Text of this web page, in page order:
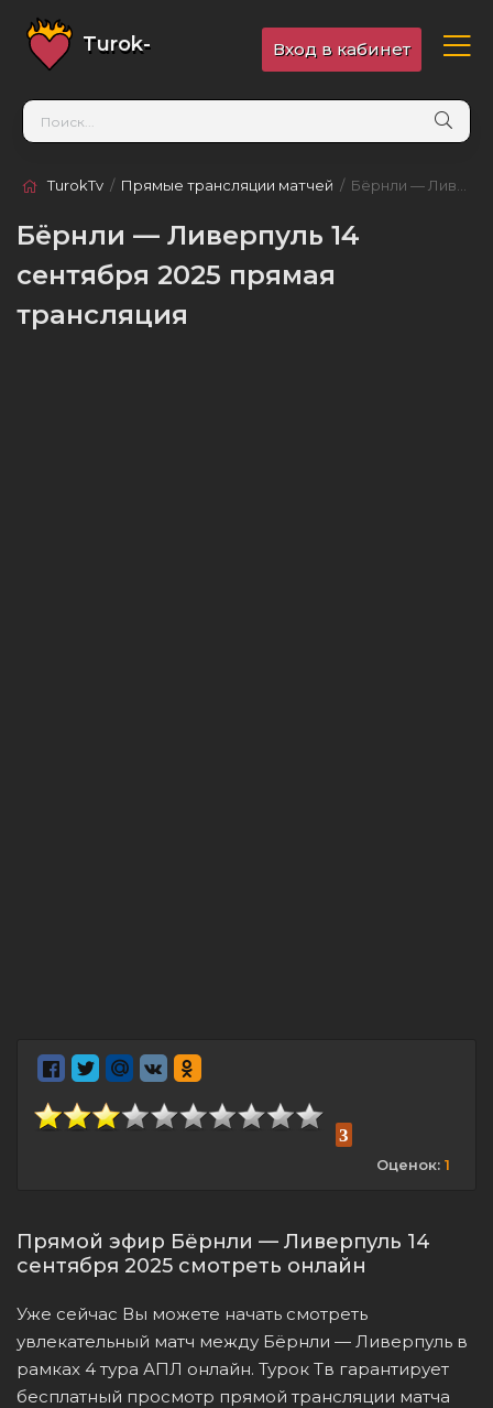
Turok- Вход в кабинет
TurokTv / Прямые трансляции матчей / Бёрнли — Ливерпуль
Бёрнли — Ливерпуль 14
сентября 2025 прямая
трансляция
Уже сейчас Вы можете начать смотреть
увлекательный матч между Бёрнли — Ливерпуль в
рамках 4 тура АПЛ онлайн. Турок Тв гарантирует
бесплатный просмотр прямой трансляции матча
Прямой эфир Бёрнли — Ливерпуль 14
сентября 2025 смотреть онлайн
3
Оценок: 1